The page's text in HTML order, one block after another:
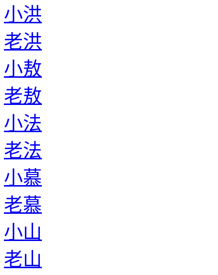
小洪
老洪
小敖
老敖
小法
老法
小慕
老慕
小山
老山